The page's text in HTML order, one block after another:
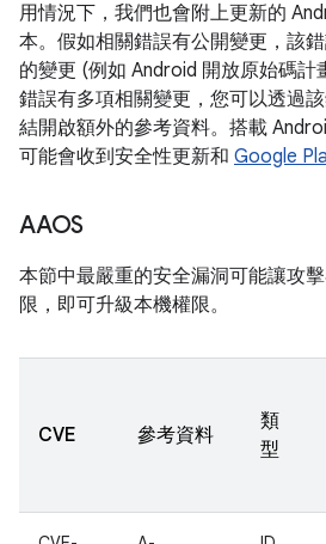
用情況下，我們也會附上更新的
本。假如相關錯誤有公開變更，該
的變更 (例如 Android 開放原始碼計
錯誤有多項相關變更，您可以透過
結開啟額外的參考資料。搭載
可能會收到安全性更新和 Google
AAOS
本節中最嚴重的安全漏洞可能讓攻
限，即可升級本機權限。
CVE 參考資料
類
型